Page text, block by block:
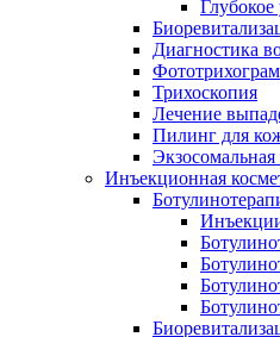
Диагностика
Трихоскопия
Лечение
Пилинг для
Экзосомальная
Инъекционная